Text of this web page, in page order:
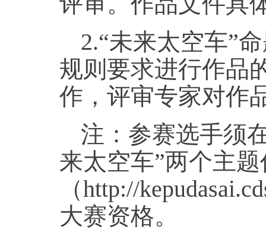
2.“未来太空车”
规则要求进行作品
作，评审专家对作
注：参赛选手须
来太空车”两个主
（http://
大赛资格。